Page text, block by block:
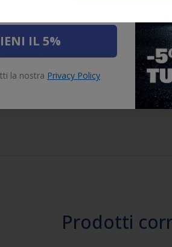
Grade starstarstar star
19/07/2015
Prodotti
IL 5%
la nostra Privacy Policy